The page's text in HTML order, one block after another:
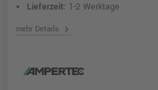
Lieferzeit: 1-2 Werktage
mehr Details chevron_right